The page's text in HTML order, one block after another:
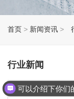
首页 > 新闻资讯 >
行业新闻